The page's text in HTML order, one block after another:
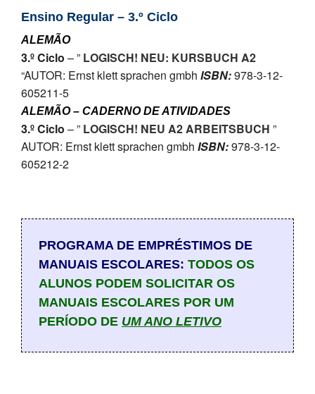
@parlamentodosjovens_esaq
@oficina.do.largo
@clube_robotica.esaq
ESCOLA
PROFESSORES
ENC. DE EDUCAÇÃO
Ensino Regular – 3.º Ciclo
ALEMÃO
3.º Ciclo – ” LOGISCH! NEU: KURSBUCH A2
“AUTOR: Ernst klett sprachen gmbh ISBN:978-3-12-
605211-5
ALEMÃO – CADERNO DE ATIVIDADES
3.º Ciclo – ” LOGISCH! NEU A2 ARBEITSBUCH ”
AUTOR: Ernst klett sprachen gmbh ISBN:978-3-12-
605212-2
PROGRAMA DE EMPRÉSTIMOS DE
MANUAIS ESCOLARES: TODOS OS
ALUNOS PODEM SOLICITAR OS
MANUAIS ESCOLARES POR UM
PERÍODO DE UM ANO LETIVO